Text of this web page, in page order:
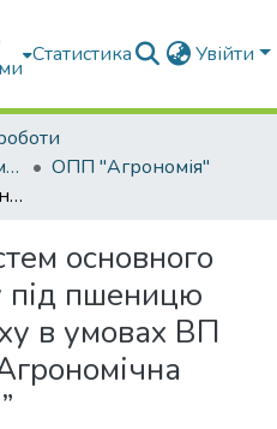
Статистика Увійти
Кваліфікаційні роботи магістрів
ОПП "Агрономія"
Ефективність систем основного обробітку ґрунту під пшеницю озиму після гороху в умовах ВП НУБіП України “Агрономічна дослідна станція”
основного
під пшеницю
в умовах ВП